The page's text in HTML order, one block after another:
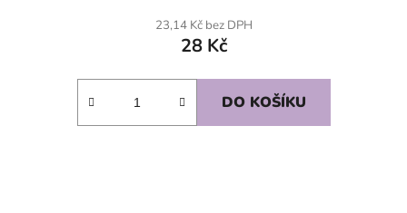
23,14 Kč bez DPH
28 Kč
DO KOŠÍKU